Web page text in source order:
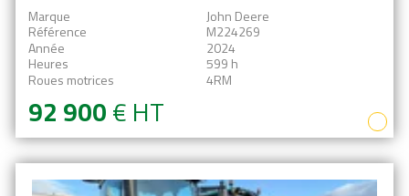
Marque
John Deere
Référence
M224269
Année
2024
Heures
599 h
Roues motrices
4RM
92 900€ HT